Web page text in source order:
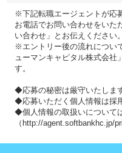
※下記転職エージェントが応
お電話でお問い合わせをいた
い合わせ」とお伝えください。
※エントリー後の流れについ
ューマンキャピタル株式会社
す。
◆応募の秘密は厳守いたします
◆応募いただく個人情報は採
◆個人情報の取扱いについて
（http://agent.softbankhc.jp/